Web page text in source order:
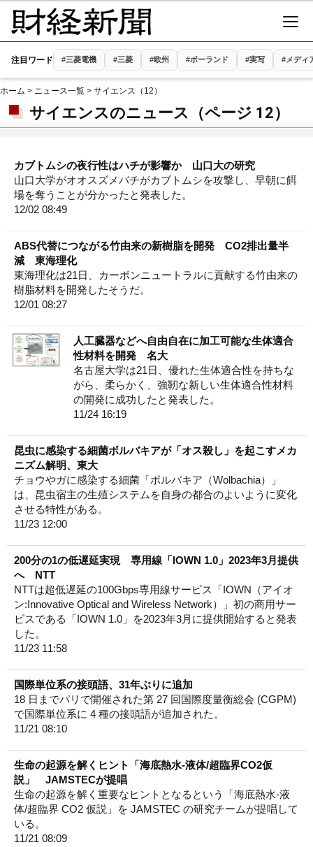
注目ワード #三菱電機 #三菱 #欧州 #ポーランド #実写 #メディ
ホーム > ニュース一覧 > サイエンス（12）
サイエンスのニュース（ページ 12）
カブトムシの夜行性はハチが影響か 山口大の研究
山口大学がオオスズメバチがカブトムシを攻撃し、早朝に餌
場を奪うことが分かったと発表した。
12/02 08:49
ABS代替につながる竹由来の新樹脂を開発 CO2排出量半
減 東海理化
東海理化は21日、カーボンニュートラルに貢献する竹由来の
樹脂材料を開発したそうだ。
12/01 08:27
人工臓器などへ自由自在に加工可能な生体適合
性材料を開発 名大
名古屋大学は21日、優れた生体適合性を持ちな
がら、柔らかく、強靭な新しい生体適合性材料
の開発に成功したと発表した。
11/24 16:19
昆虫に感染する細菌ボルバキアが「オス殺し」を起こすメカ
ニズム解明、東大
チョウやガに感染する細菌「ボルバキア（Wolbachia）」
は、昆虫宿主の生殖システムを自身の都合のよいように変化
させる特性がある。
11/23 12:00
200分の1の低遅延実現 専用線「IOWN 1.0」2023年3月提供
へ NTT
NTTは超低遅延の100Gbps専用線サービス「IOWN（アイオ
ン:Innovative Optical and Wireless Network）」初の商用サー
ビスである「IOWN 1.0」を2023年3月に提供開始すると発表
した。
11/23 11:58
国際単位系の接頭語、31年ぶりに追加
18 日までパリで開催された第 27 回国際度量衡総会 (CGPM)
で国際単位系に 4 種の接頭語が追加された。
11/21 08:10
生命の起源を解くヒント「海底熱水-液体/超臨界CO2仮
説」 JAMSTECが提唱
生命の起源を解く重要なヒントとなるという「海底熱水-液
体/超臨界 CO2 仮説」を JAMSTEC の研究チームが提唱して
いる。
11/21 08:09